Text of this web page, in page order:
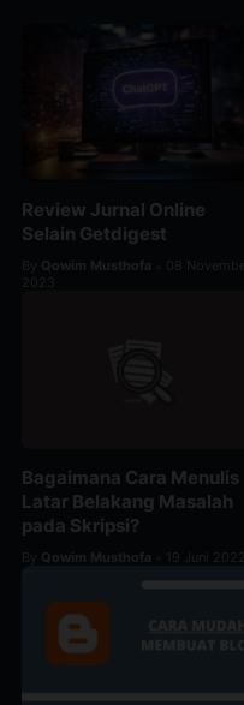
Review Jurnal Online
Selain Getdigest
By Qowim Musthofa
08 November
2023
Bagaimana Cara Menulis
Latar Belakang Masalah
pada Skripsi?
By Qowim Musthofa 19 Juni 2022